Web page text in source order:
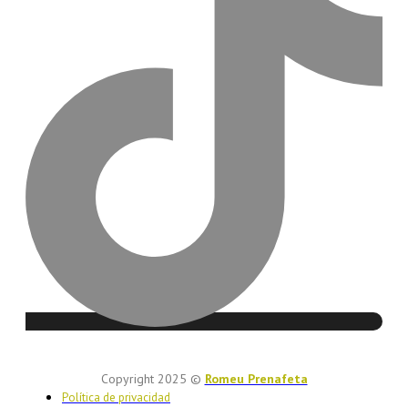
Copyright 2025 © Romeu Prenafeta
Política de privacidad